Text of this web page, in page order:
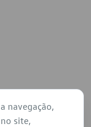
navegação,
site,